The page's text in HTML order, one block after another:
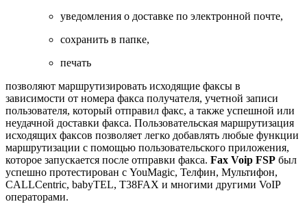
уведомления о доставке по электронной почте,
сохранить в папке,
печать
позволяют маршрутизировать исходящие факсы в
зависимости от номера факса получателя, учетной записи
пользователя, который отправил факс, а также успешной или
неудачной доставки факса. Пользовательская маршрутизация
исходящих факсов позволяет легко добавлять любые функции
маршрутизации с помощью пользовательского приложения,
которое запускается после отправки факса. Fax Voip FSP был
успешно протестирован с YouMagic, Телфин, Мультифон,
CALLCentric, babyTEL, T38FAX и многими другими VoIP
операторами.